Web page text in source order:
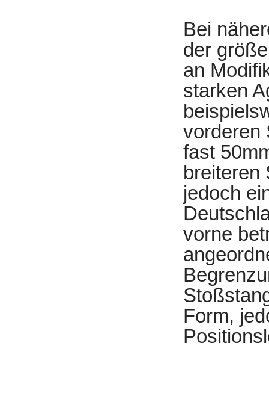
Bei
der
an
starken
vorderen
fast
breiteren
jedoch
vorne
Form,